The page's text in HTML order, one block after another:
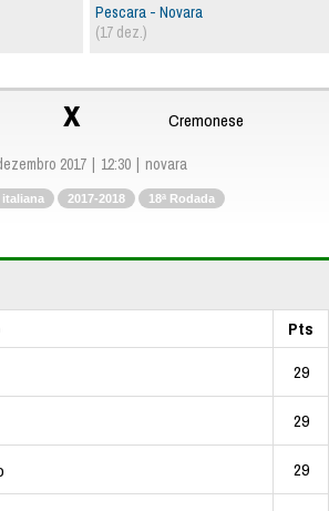
Pescara - Novara
(17 dez.)
x Cremonese
2017 12:30 novara
italiana 2017-2018 18ª Rodada
Pts
29
29
29